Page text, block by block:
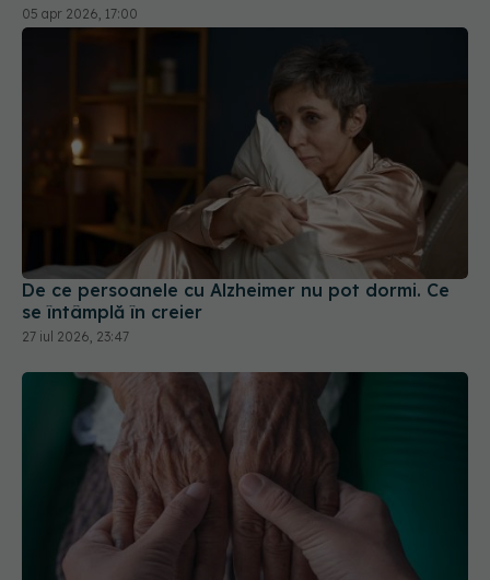
De ce persoanele cu Alzheimer nu pot dormi. Ce
se întâmplă în creier
27 iul 2026, 23:47